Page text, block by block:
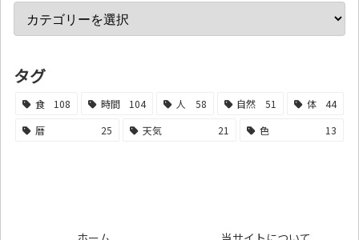
タグ
食 108 時間 104 人 58 自然 51 体
44
暦
25 天気 21 色 13